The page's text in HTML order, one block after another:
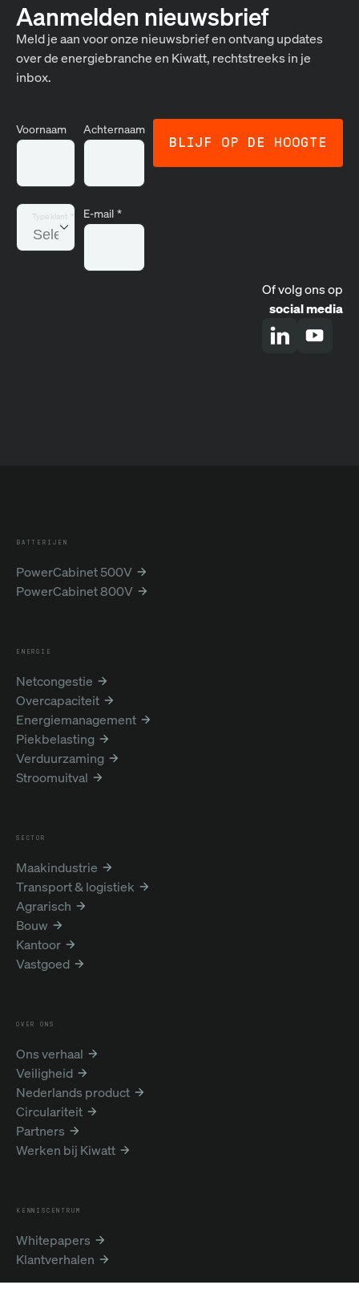
Aanmelden nieuwsbrief
Meld je aan voor onze nieuwsbrief en ontvang updates
over de energiebranche en Kiwatt, rechtstreeks in je
inbox.
Voornaam Achternaam
Type klant * E-mail *
Of volg ons op
social media
BATTERIJEN
PowerCabinet 500V
PowerCabinet 800V
ENERGIE
Netcongestie
Overcapaciteit
Energiemanagement
Piekbelasting
Verduurzaming
Stroomuitval
SECTOR
Maakindustrie
Transport & logistiek
Agrarisch
Bouw
Kantoor
Vastgoed
OVER ONS
Ons verhaal
Veiligheid
Nederlands product
Circulariteit
Partners
Werken bij Kiwatt
KENNISCENTRUM
Whitepapers
Klantverhalen